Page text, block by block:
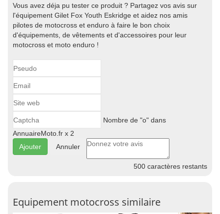
Vous avez déja pu tester ce produit ? Partagez vos avis sur
l'équipement Gilet Fox Youth Eskridge et aidez nos amis
pilotes de motocross et enduro à faire le bon choix
d'équipements, de vêtements et d'accessoires pour leur
motocross et moto enduro !
Nombre de "o" dans
AnnuaireMoto.fr x 2
Annuler
500 caractères restants
Equipement motocross similaire